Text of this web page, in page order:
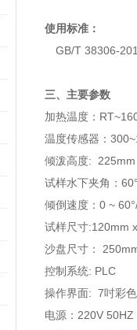
使用标准：
GB/T 38306-
三、主要参数
加热温度：
温度传感器：
倾泼高度:
试样水下夹角： 60
倾倒速度： 0 ~ 60°
试样尺寸:120mm
沙盘尺寸：
控制系统: PLC
操作界面: 7吋彩
电源： 220V